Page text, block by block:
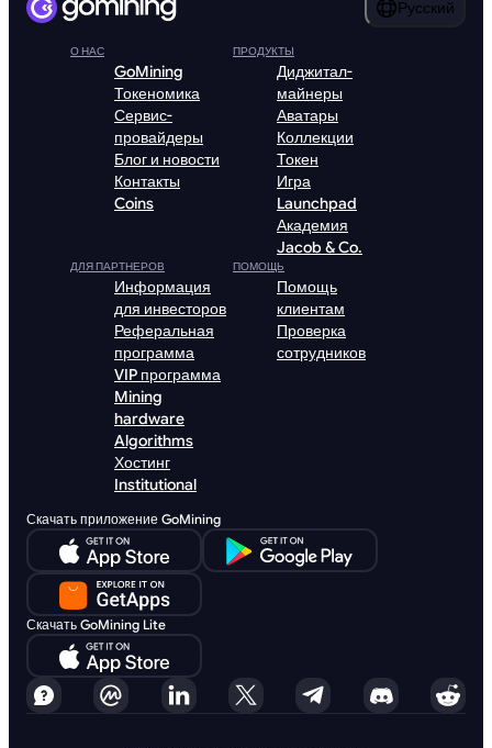
Русский
О НАС
GoMining
Токеномика
Сервис-
провайдеры
Блог и новости
Контакты
Coins
ПРОДУКТЫ
Диджитал-
майнеры
Аватары
Коллекции
Токен
Игра
Launchpad
Академия
Jacob & Co.
ДЛЯ ПАРТНЕРОВ
Информация
для инвесторов
Реферальная
программа
VIP программа
Mining
hardware
Algorithms
Хостинг
Institutional
ПОМОЩЬ
Помощь
клиентам
Проверка
сотрудников
Скачать приложение GoMining
Скачать GoMining Lite